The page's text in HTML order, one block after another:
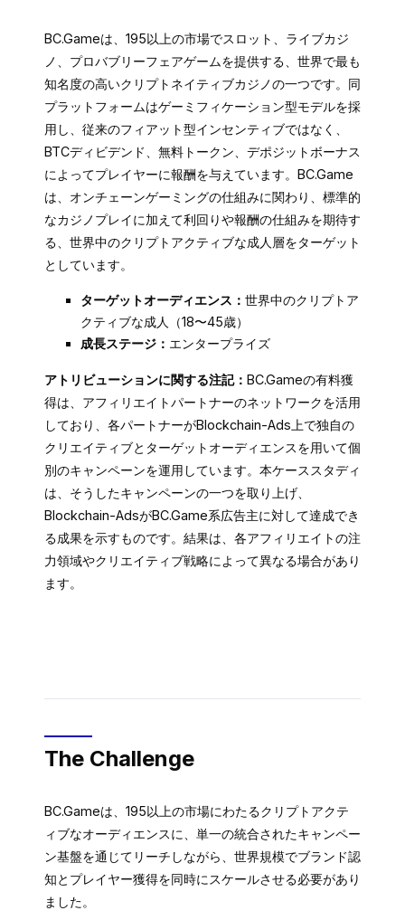
BC.Gameは、195以上の市場でスロット、ライブカジ
ノ、プロバブリーフェアゲームを提供する、世界で最も
知名度の高いクリプトネイティブカジノの一つです。同
プラットフォームはゲーミフィケーション型モデルを採
用し、従来のフィアット型インセンティブではなく、
BTCディビデンド、無料トークン、デポジットボーナス
によってプレイヤーに報酬を与えています。BC.Game
は、オンチェーンゲーミングの仕組みに関わり、標準的
なカジノプレイに加えて利回りや報酬の仕組みを期待す
る、世界中のクリプトアクティブな成人層をターゲット
としています。
ターゲットオーディエンス： 世界中のクリプトア
クティブな成人（18〜45歳）
成長ステージ： エンタープライズ
アトリビューションに関する注記： BC.Gameの有料獲
得は、アフィリエイトパートナーのネットワークを活用
しており、各パートナーがBlockchain-Ads上で独自の
クリエイティブとターゲットオーディエンスを用いて個
別のキャンペーンを運用しています。本ケーススタディ
は、そうしたキャンペーンの一つを取り上げ、
Blockchain-AdsがBC.Game系広告主に対して達成でき
る成果を示すものです。結果は、各アフィリエイトの注
力領域やクリエイティブ戦略によって異なる場合があり
ます。
The Challenge
BC.Gameは、195以上の市場にわたるクリプトアクテ
ィブなオーディエンスに、単一の統合されたキャンペー
ン基盤を通じてリーチしながら、世界規模でブランド認
知とプレイヤー獲得を同時にスケールさせる必要があり
ました。